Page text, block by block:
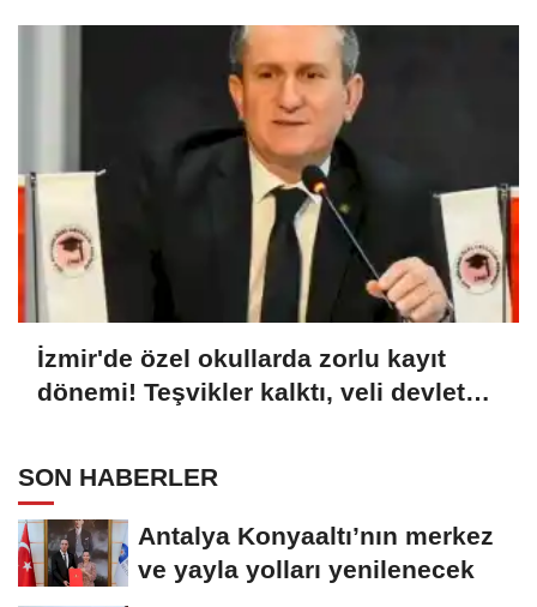
İzmir'de özel okullarda zorlu kayıt
dönemi! Teşvikler kalktı, veli devlet
SON HABERLER
Antalya Konyaaltı’nın merkez
ve yayla yolları yenilenecek